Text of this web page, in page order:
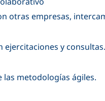
otras empresas,
ejercitaciones y
las metodologías ágiles.